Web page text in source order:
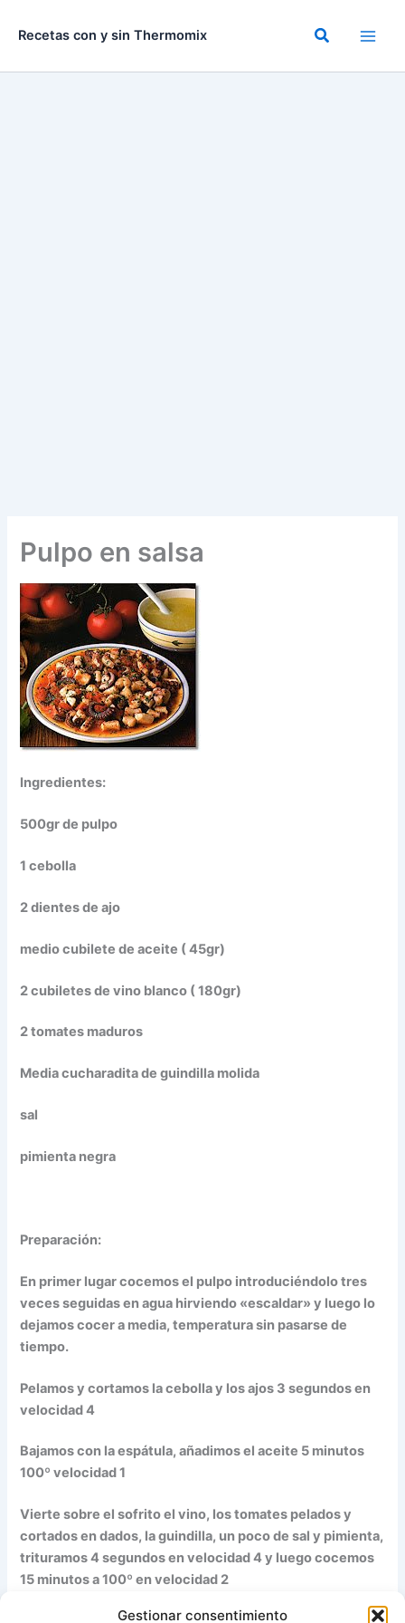
Gestionar consentimiento
Recetas con y sin Thermomix Buscar
Pulpo en salsa
Ingredientes:
500gr de pulpo
1 cebolla
2 dientes de ajo
medio cubilete de aceite ( 45gr)
2 cubiletes de vino blanco ( 180gr)
2 tomates maduros
Media cucharadita de guindilla molida
sal
pimienta negra
Preparación:
En primer lugar cocemos el pulpo introduciéndolo tres
veces seguidas en agua hirviendo «escaldar» y luego lo
dejamos cocer a media, temperatura sin pasarse de
tiempo.
Pelamos y cortamos la cebolla y los ajos 3 segundos en
velocidad 4
Bajamos con la espátula, añadimos el aceite 5 minutos
100º velocidad 1
Vierte sobre el sofrito el vino, los tomates pelados y
cortados en dados, la guindilla, un poco de sal y pimienta,
trituramos 4 segundos en velocidad 4 y luego cocemos
15 minutos a 100º en velocidad 2